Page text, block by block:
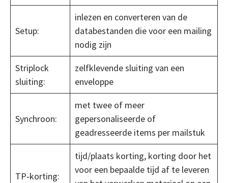
Setup:
inlezen en converteren van de
databestanden die voor een mailing
nodig zijn
Striplock
sluiting:
zelfklevende sluiting van een
enveloppe
Synchroon:
met twee of meer
gepersonaliseerde of
geadresseerde items per mailstuk
TP‐korting:
tijd/plaats korting, korting door het
voor een bepaalde tijd af te leveren